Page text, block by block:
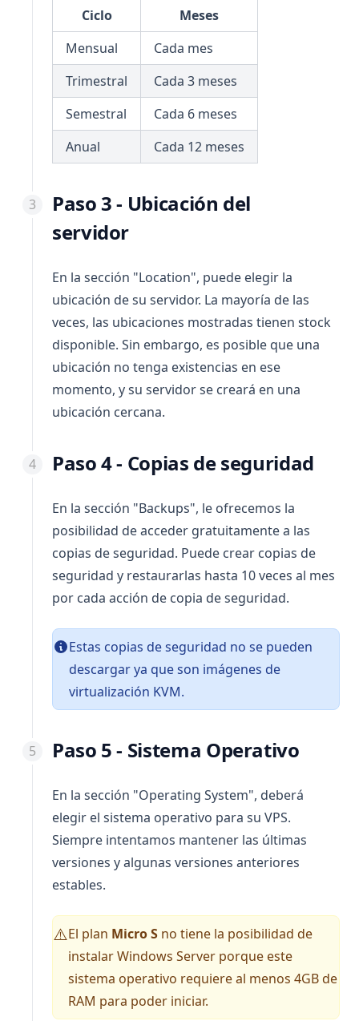
Ciclo
Meses
Mensual
Cada mes
Trimestral
Cada 3 meses
Semestral
Cada 6 meses
Anual
Cada 12 meses
Paso 3 - Ubicación del
servidor
En la sección "Location", puede elegir la
ubicación de su servidor. La mayoría de las
veces, las ubicaciones mostradas tienen stock
disponible. Sin embargo, es posible que una
ubicación no tenga existencias en ese
momento, y su servidor se creará en una
ubicación cercana.
Paso 4 - Copias de seguridad
En la sección "Backups", le ofrecemos la
posibilidad de acceder gratuitamente a las
copias de seguridad. Puede crear copias de
seguridad y restaurarlas hasta 10 veces al mes
por cada acción de copia de seguridad.
Estas copias de seguridad no se pueden
descargar ya que son imágenes de
virtualización KVM.
Paso 5 - Sistema Operativo
En la sección "Operating System", deberá
elegir el sistema operativo para su VPS.
Siempre intentamos mantener las últimas
versiones y algunas versiones anteriores
estables.
⚠️El plan Micro S no tiene la posibilidad de
instalar Windows Server porque este
sistema operativo requiere al menos 4GB de
RAM para poder iniciar.